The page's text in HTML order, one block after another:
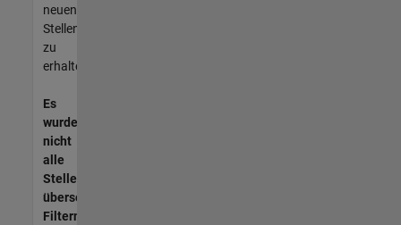
neuen
Stellenangeboten
zu
erhalten.
Es
wurden
nicht
alle
Stellen
übersetzt.
Filtern